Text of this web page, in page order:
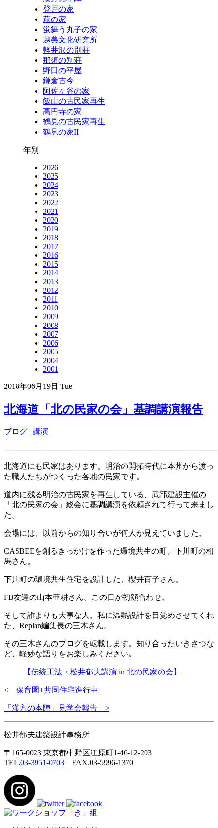
登戸の家
萩の家
蛍舞う丸子の家
越美文化研究所
軽井沢の別荘
那須の別荘
野田の平屋
鎌倉古今
阿佐ヶ谷の家
飯山の古民家再生
高円寺の家
鶴見の古民家再生
鶴見の家II
年別
2026
2025
2024
2023
2022
2021
2020
2019
2018
2017
2016
2015
2014
2013
2012
2011
2010
2009
2008
2007
2006
2005
2004
2001
2018年06月19日 Tue
北海道「北の民家の会」基調講演報告
ブログ | 講演
北海道にも民家はあります。明治の開拓時代に本州から渡っ
た職人たちがつくった各地の民家です。
道内に残る明治の古民家を再生している、武部建設主催の
「北の民家の会」総会に基調講演を依頼されて行って来まし
た。
会場には、以前からの知り合いが何人か見えていました。
CASBEEを創るきっかけを作った環境共生の町、下川町の相
馬さん。
下川町の環境共生住宅を設計した、櫻井百子さん。
FB友達の山本亜耕さん。この日が初顔合わせ。
そして誰よりも大事な人。私に温熱設計を目覚めさせてくれ
た、Replan編集長の三木さん。
その三木さんのブログを転載します。知り合ったいきさつな
ど、軽妙な語りをお楽しみください。
【伝統工法・松井郁夫講演 in 北の民家の会】
< 保育園+共同住宅進行中
「漢方の本陣」見学会報告 >
松井郁夫建築設計事務所
〒165-0023 東京都中野区江原町1-46-12-203
TEL.03-3951-0703 FAX.03-5996-1370